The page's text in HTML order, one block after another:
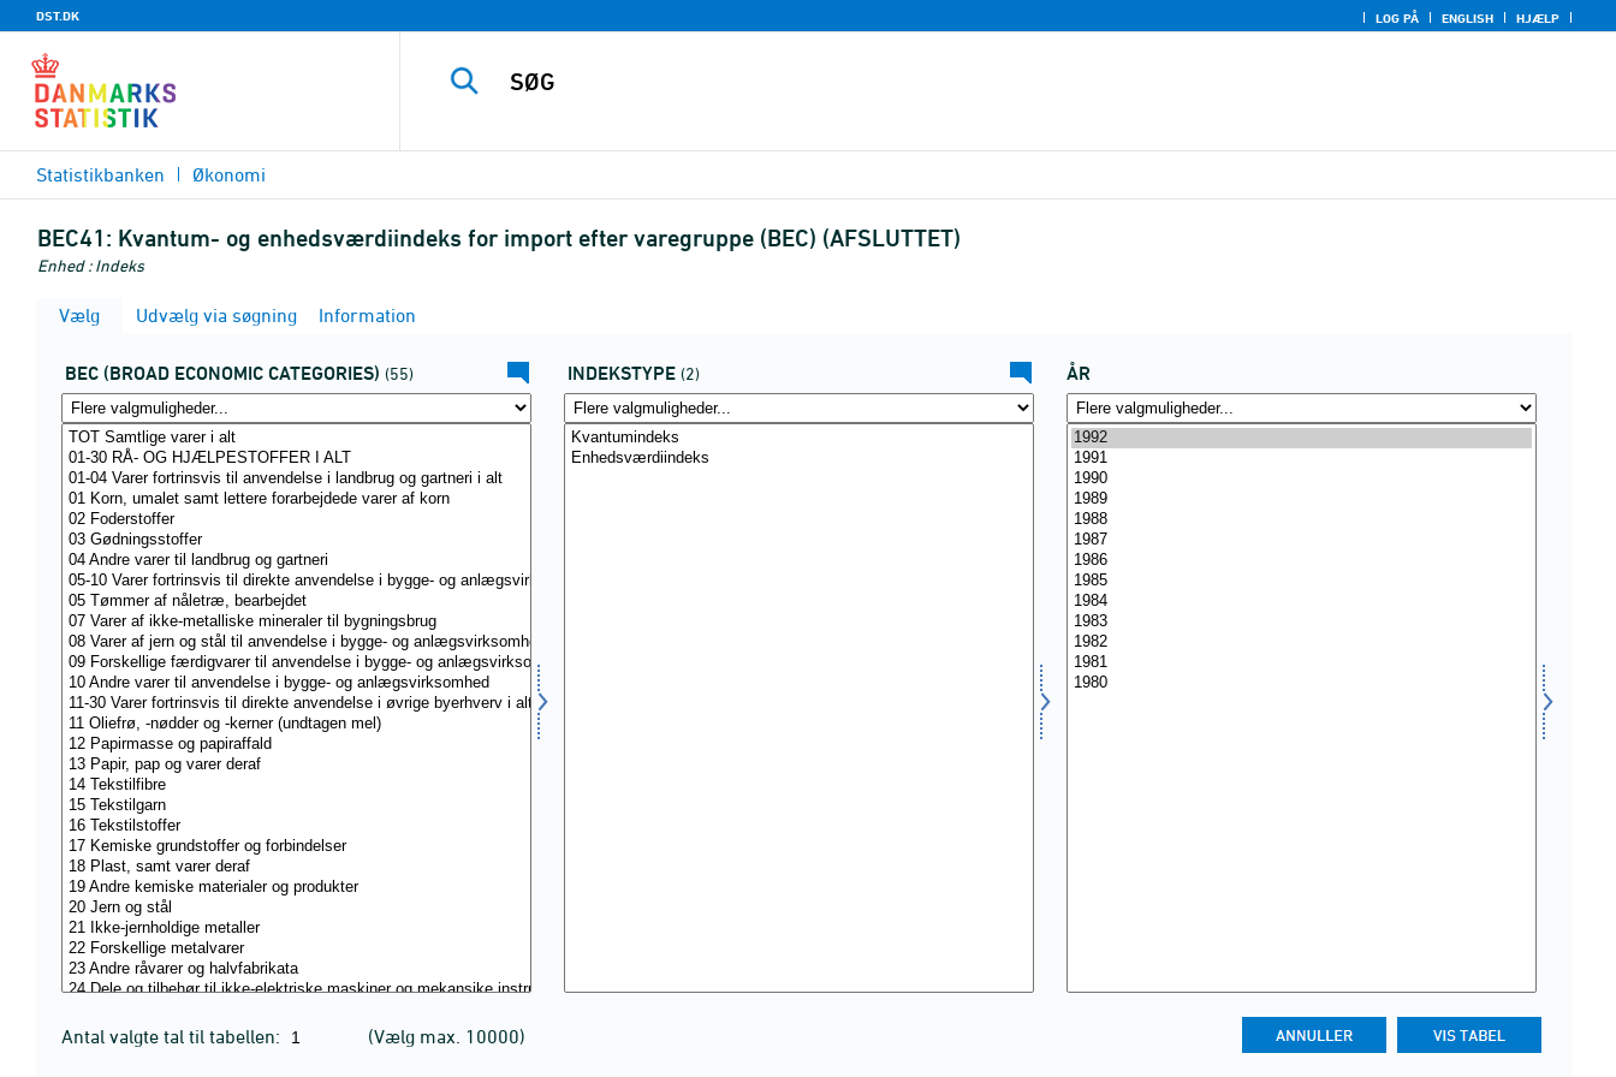
DST.DK LOG PÅ ENGLISH HJÆLP
Statistikbanken Økonomi
BEC41: Kvantum- og enhedsværdiindeks for import efter varegruppe (BEC) (AFSLUTTET)
Enhed : Indeks
Vælg Udvælg via søgning Information
BEC (BROAD ECONOMIC CATEGORIES) (55) INDEKSTYPE (2) ÅR
Antal valgte tal til tabellen: (Vælg max. 10000)